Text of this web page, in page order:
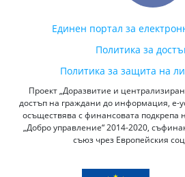
Единен портал за
Политика за
Политика за защита на
Проект „Доразвитие и
достъп на граждани до информация, е-
осъществява с финансовата подкрепа
„Добро управление“ 2014-2020,
съюз чрез Европейския